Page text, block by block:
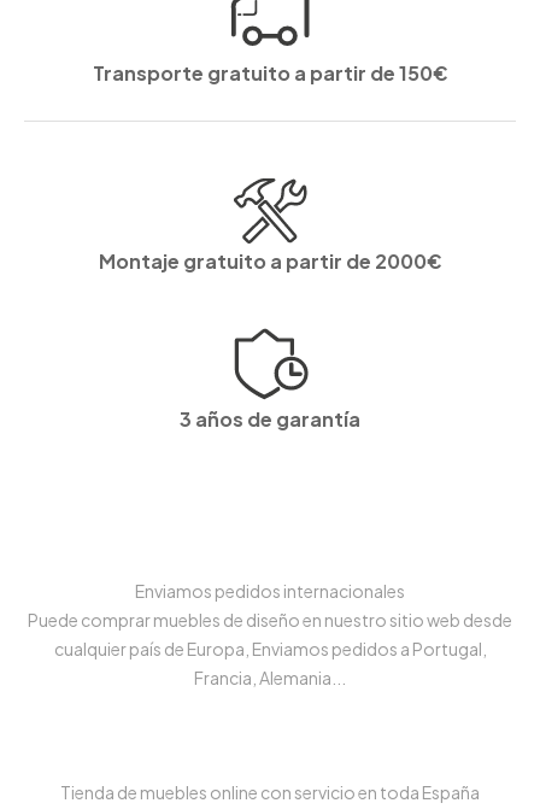
Transporte gratuito a partir de 150€
Montaje gratuito a partir de 2000€
3 años de garantía
Enviamos pedidos internacionales
Puede comprar muebles de diseño en nuestro sitio web desde
cualquier país de Europa, Enviamos pedidos a Portugal,
Francia, Alemania...
Tienda de muebles online con servicio en toda España